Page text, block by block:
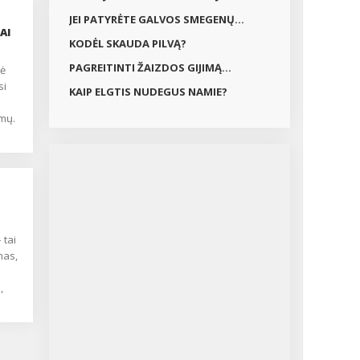
JEI PATYRĖTE GALVOS SMEGENŲ...
KODĖL SKAUDA PILVĄ?
PAGREITINTI ŽAIZDOS GIJIMĄ...
KAIP ELGTIS NUDEGUS NAMIE?